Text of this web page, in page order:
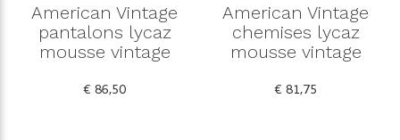
American Vintage
pantalons lycaz
mousse vintage
€ 86,50
American Vintage
chemises lycaz
mousse vintage
€ 81,75